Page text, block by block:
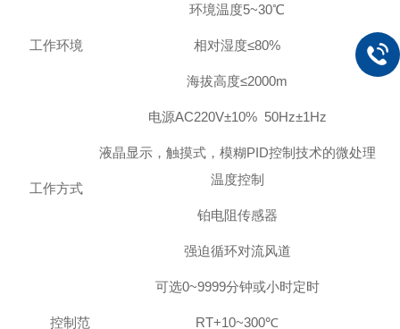
工作环境
环境温度5~30℃
相对湿度≤80%
海拔高度≤2000m
电源AC220V±10% 50Hz±1Hz
工作方式
液晶显示，触摸式，模糊PID控制技术的微处理
温度控制
铂电阻传感器
强迫循环对流风道
可选0~9999分钟或小时定时
控制范
RT+10~300℃